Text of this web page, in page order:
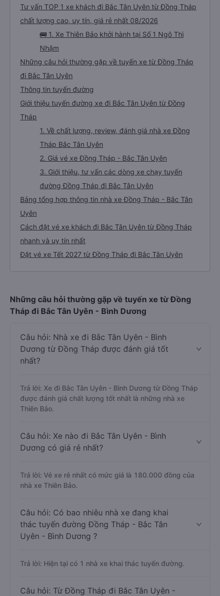
Tư vấn TOP 1 xe khách đi Bắc Tân Uyên từ Đồng Tháp
chất lượng cao, uy tín, giá rẻ nhất 08/2026
🚌 1. Xe Thiên Bảo khởi hành tại Số 1 Ngô Thì
Nhậm
Những câu hỏi thường gặp về tuyến xe từ Đồng Tháp
đi Bắc Tân Uyên
Thông tin tuyến đường
Giới thiệu tuyến đường xe đi Bắc Tân Uyên từ Đồng
Tháp
1. Về chất lượng, review, đánh giá nhà xe Đồng
Tháp Bắc Tân Uyên
2. Giá vé xe Đồng Tháp - Bắc Tân Uyên
3. Giới thiệu, tư vấn các dòng xe chạy tuyến
đường Đồng Tháp đi Bắc Tân Uyên
Bảng tổng hợp thông tin nhà xe Đồng Tháp - Bắc Tân
Uyên
Cách đặt vé xe khách đi Bắc Tân Uyên từ Đồng Tháp
nhanh và uy tín nhất
Đặt vé xe Tết 2027 từ Đồng Tháp đi Bắc Tân Uyên
Những câu hỏi thường gặp về tuyến xe từ Đồng
Tháp đi Bắc Tân Uyên - Bình Dương
Câu hỏi: Nhà xe đi Bắc Tân Uyên - Bình
Dương từ Đồng Tháp được đánh giá tốt
nhất?
Trả lời: Xe đi Bắc Tân Uyên - Bình Dương từ Đồng Tháp
được đánh giá chất lượng tốt nhất là những nhà xe
Thiên Bảo.
Câu hỏi: Xe nào đi Bắc Tân Uyên - Bình
Dương có giá rẻ nhất?
Trả lời: Vé xe rẻ nhất có mức giá là 180.000 đồng của
nhà xe Thiên Bảo.
Câu hỏi: Có bao nhiêu nhà xe đang khai
thác tuyến đường Đồng Tháp - Bắc Tân
Uyên - Bình Dương ?
Trả lời: Hiện tại có 1 nhà xe khai thác tuyến đường.
Câu hỏi: Từ Đồng Tháp đi Bắc Tân Uyên -